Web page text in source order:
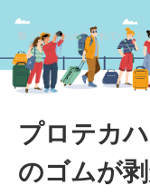
プロテカ
のゴムが剥